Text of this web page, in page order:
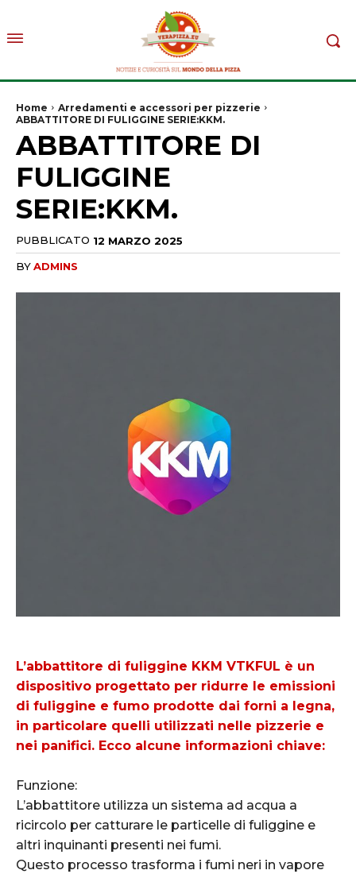
Home
Arredamenti e accessori per pizzerie
ABBATTITORE DI FULIGGINE SERIE:KKM.
ABBATTITORE DI
FULIGGINE
SERIE:KKM.
PUBBLICATO 12 MARZO 2025
BYADMINS
L’abbattitore di fuliggine KKM VTKFUL è un
dispositivo progettato per ridurre le emissioni
di fuliggine e fumo prodotte dai forni a legna,
in particolare quelli utilizzati nelle pizzerie e
nei panifici. Ecco alcune informazioni chiave:
Funzione:
L’abbattitore utilizza un sistema ad acqua a
ricircolo per catturare le particelle di fuliggine e
altri inquinanti presenti nei fumi.
Questo processo trasforma i fumi neri in vapore